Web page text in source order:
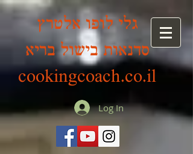
גלי לופו אלטרץ
סדנאות בישול בריא
cookingcoach.co.il
Log In